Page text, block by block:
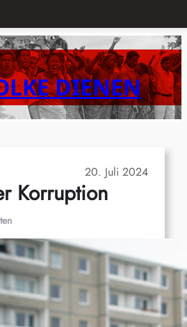
DIENEN
20. Juli 2024
Korruption